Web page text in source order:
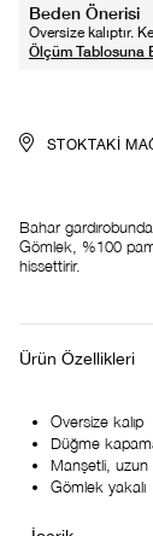
Beden Önerisi
Oversize kalıptır.
STOKTAKI
Bahar
Gömlek, %100
hissettirir.
Ürün Özellikleri
Oversize kalıp
Düğme
Manşetli, uzun
Gömlek yakalı